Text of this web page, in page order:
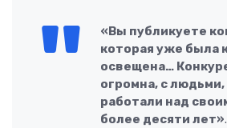
«Вы публикуете
которая уже была
освещена…
огромна, с
работали над
более десяти лет».